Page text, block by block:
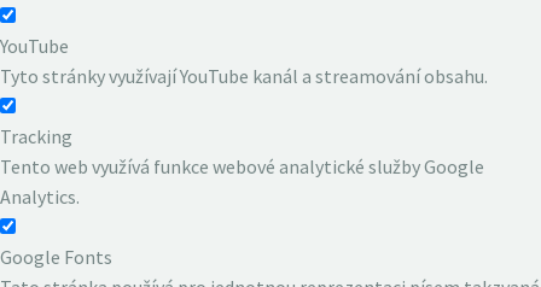
YouTube
Tyto stránky využívají YouTube kanál a streamování obsahu.
Tracking
Tento web využívá funkce webové analytické služby Google
Analytics.
Google Fonts